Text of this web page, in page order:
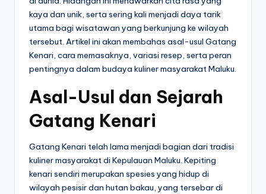
kaya dan unik, serta sering kali menjadi daya tarik
utama bagi wisatawan yang berkunjung ke wilayah
tersebut. Artikel ini akan membahas asal-usul Gatang
Kenari, cara memasaknya, variasi resep, serta peran
pentingnya dalam budaya kuliner masyarakat Maluku.
Asal-Usul dan Sejarah
Gatang Kenari
Gatang Kenari telah lama menjadi bagian dari tradisi
kuliner masyarakat di Kepulauan Maluku. Kepiting
kenari sendiri merupakan spesies yang hidup di
wilayah pesisir dan hutan bakau, yang tersebar di